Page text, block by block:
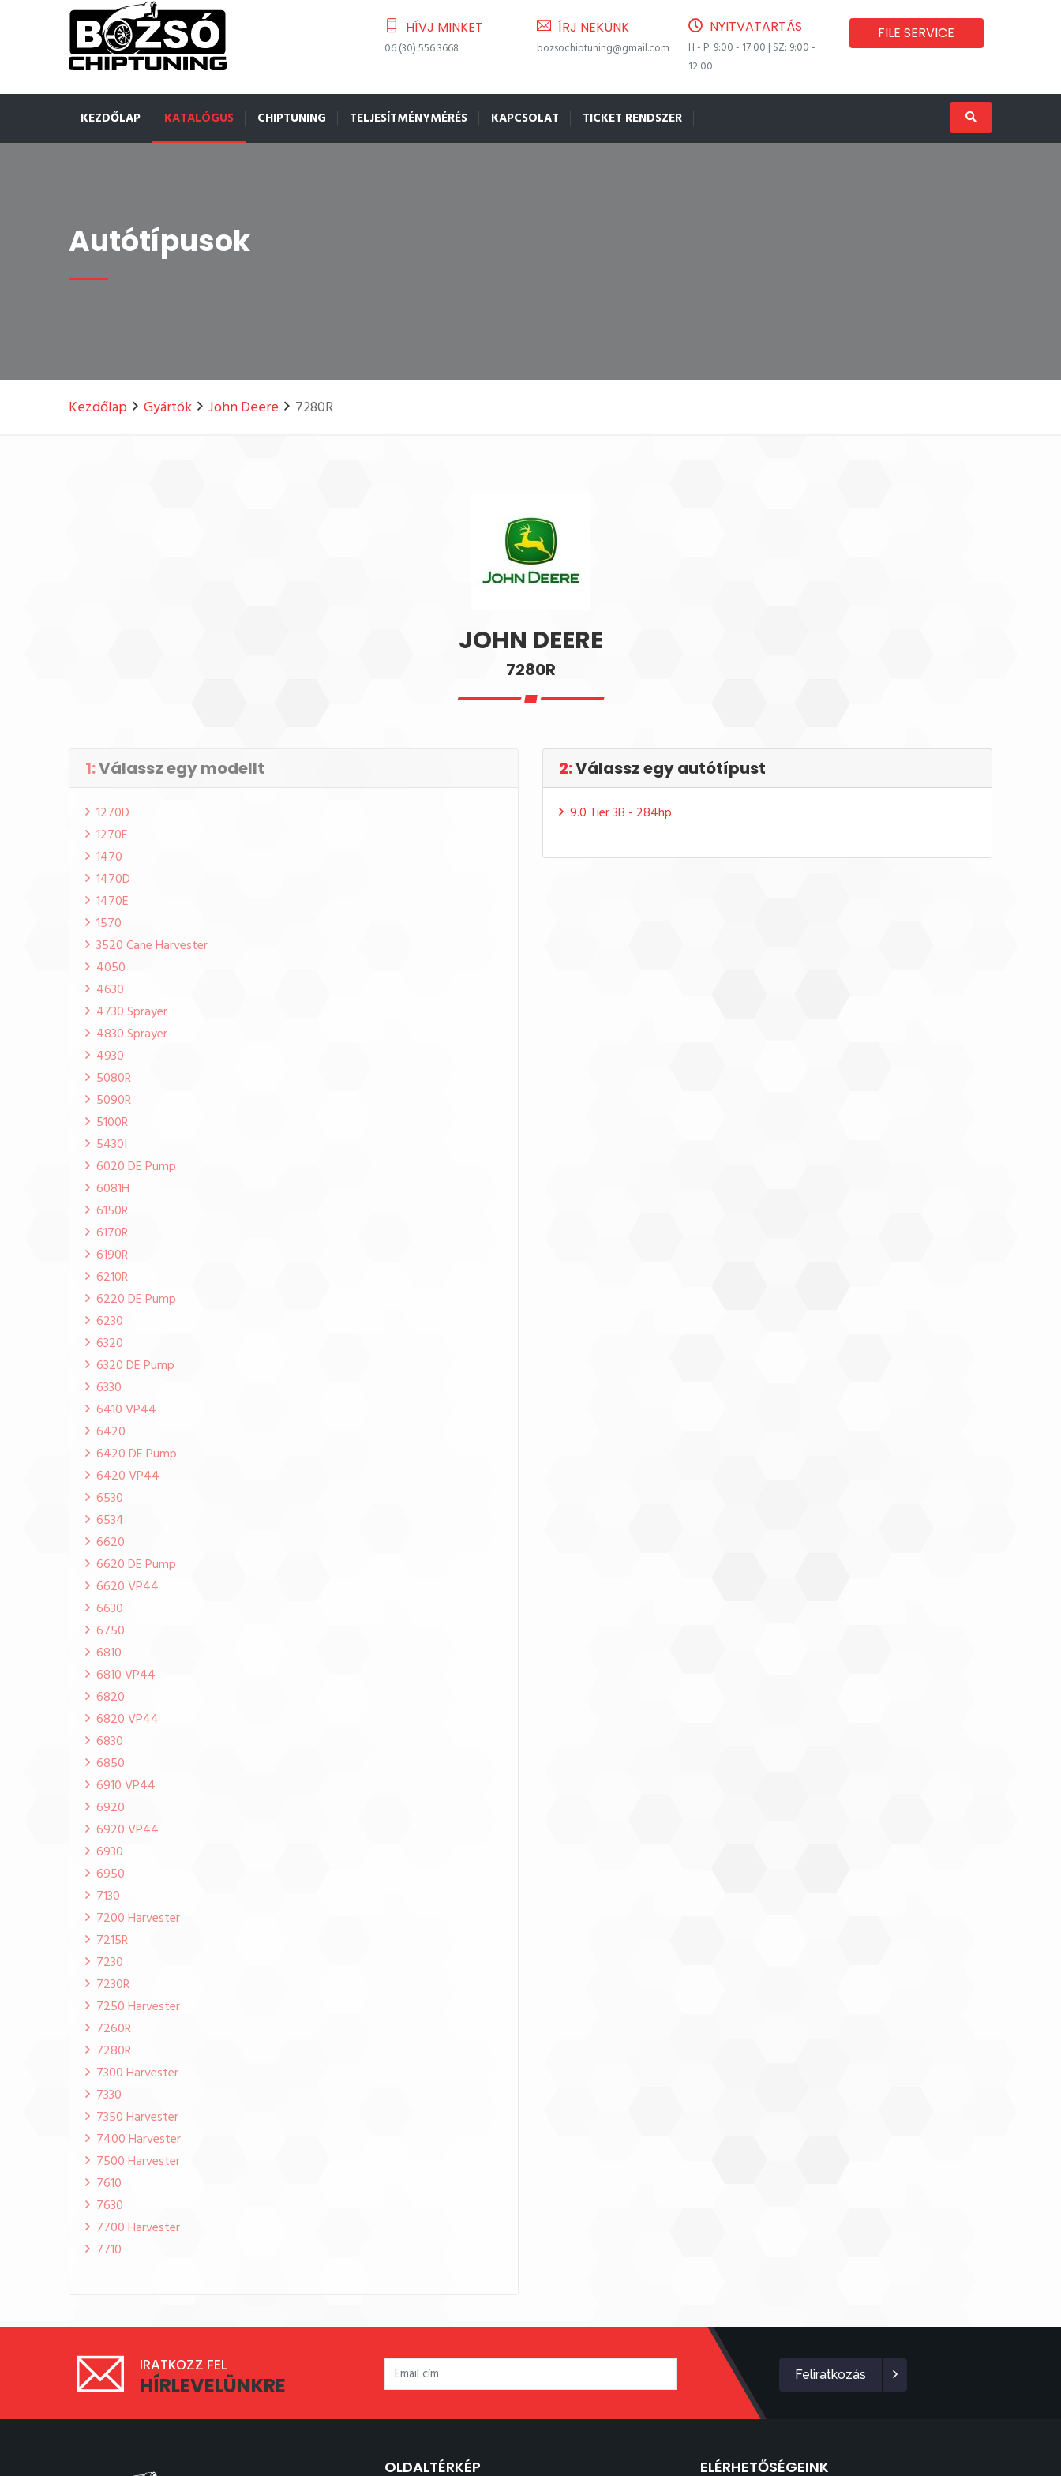
HÍVJ MINKET
06 (30) 556 3668
ÍRJ NEKÜNK
bozsochiptuning@gmail.com
NYITVATARTÁS
H - P: 9:00 - 17:00 | SZ: 9:00 -
12:00
FILE SERVICE
KEZDŐLAP KATALÓGUS CHIPTUNING TELJESÍTMÉNYMÉRÉS KAPCSOLAT TICKET RENDSZER
Autótípusok
Kezdőlap Gyártók John Deere 7280R
JOHN DEERE
7280R
1:Válassz egy modellt
1270D
1270E
1470
1470D
1470E
1570
3520 Cane Harvester
4050
4630
4730 Sprayer
4830 Sprayer
4930
5080R
5090R
5100R
5430I
6020 DE Pump
6081H
6150R
6170R
6190R
6210R
6220 DE Pump
6230
6320
6320 DE Pump
6330
6410 VP44
6420
6420 DE Pump
6420 VP44
6530
6534
6620
6620 DE Pump
6620 VP44
6630
6750
6810
6810 VP44
6820
6820 VP44
6830
6850
6910 VP44
6920
6920 VP44
6930
6950
7130
7200 Harvester
7215R
7230
7230R
7250 Harvester
7260R
7280R
7300 Harvester
7330
7350 Harvester
7400 Harvester
7500 Harvester
7610
7630
7700 Harvester
7710
2:Válassz egy autótípust
9.0 Tier 3B - 284hp
IRATKOZZ FEL
HÍRLEVELÜNKRE Feliratkozás
OLDALTÉRKÉP ELÉRHETŐSÉGEINK